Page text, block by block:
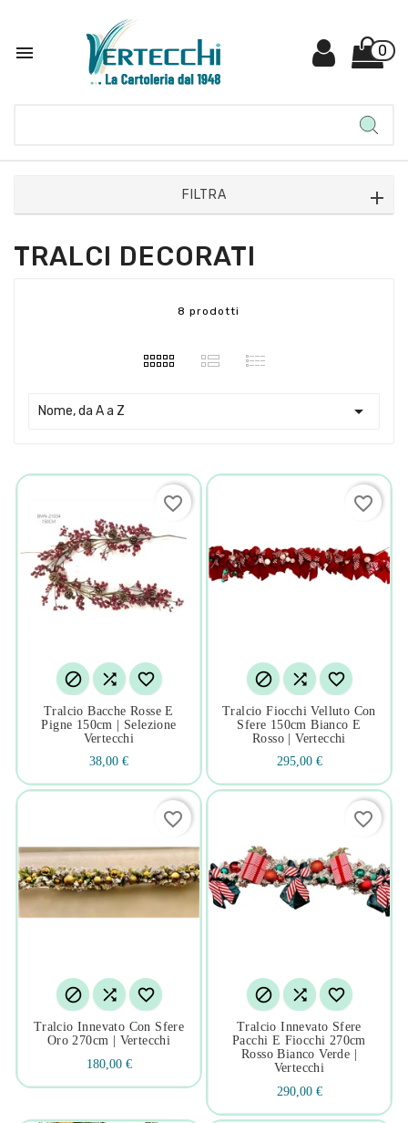
 0
FILTRA
TRALCI DECORATI
8 prodotti
Nome, da A a Z 
  
Tralcio Bacche Rosse E
Pigne 150cm | Selezione
Vertecchi
38,00 €
favorite_border
  
Tralcio Fiocchi Velluto Con
Sfere 150cm Bianco E
Rosso | Vertecchi
295,00 €
favorite_border
  
Tralcio Innevato Con Sfere
Oro 270cm | Vertecchi
180,00 €
favorite_border
  
Tralcio Innevato Sfere
Pacchi E Fiocchi 270cm
Rosso Bianco Verde |
Vertecchi
290,00 €
favorite_border